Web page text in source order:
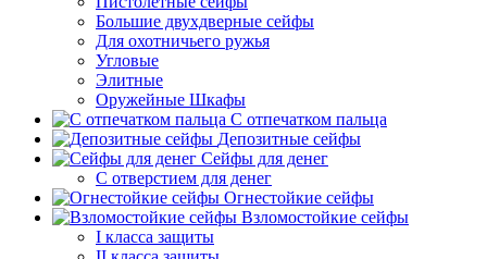
Большие двухдверные сейфы
Для охотничьего ружья
Угловые
Элитные
Оружейные Шкафы
С отпечатком пальца
Депозитные сейфы
Сейфы для денег
С отверстием для денег
Огнестойкие сейфы
Взломостойкие сейфы
I класса защиты